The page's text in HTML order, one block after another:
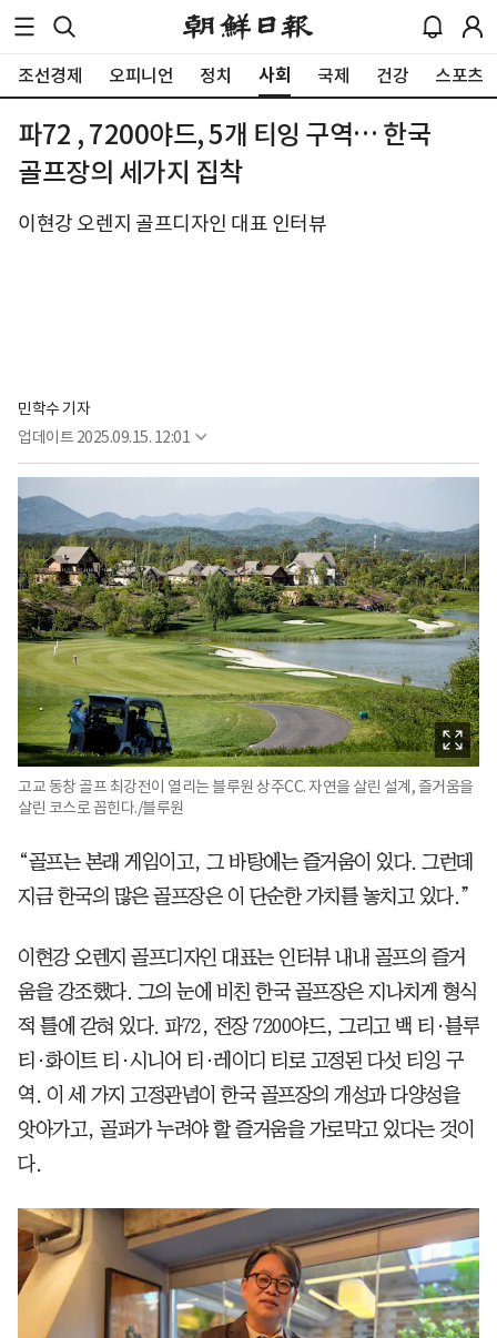
조선경제 오피니언 정치 사회 국제 건강 스포츠
파72 , 7200야드, 5개 티잉 구역… 한국
골프장의 세가지 집착
이현강 오렌지 골프디자인 대표 인터뷰
민학수 기자
업데이트 2025.09.15. 12:01
고교 동창 골프 최강전이 열리는 블루원 상주CC. 자연을 살린 설계, 즐거움을
살린 코스로 꼽힌다./블루원
“골프는 본래 게임이고, 그 바탕에는 즐거움이 있다. 그런데
지금 한국의 많은 골프장은 이 단순한 가치를 놓치고 있다.”
이현강 오렌지 골프디자인 대표는 인터뷰 내내 골프의 즐거
움을 강조했다. 그의 눈에 비친 한국 골프장은 지나치게 형식
적 틀에 갇혀 있다. 파72, 전장 7200야드, 그리고 백 티·블루
티·화이트 티·시니어 티·레이디 티로 고정된 다섯 티잉 구
역. 이 세 가지 고정관념이 한국 골프장의 개성과 다양성을
앗아가고, 골퍼가 누려야 할 즐거움을 가로막고 있다는 것이
다.